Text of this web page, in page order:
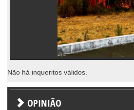
Não há inqueritos válidos.
OPINIÃO